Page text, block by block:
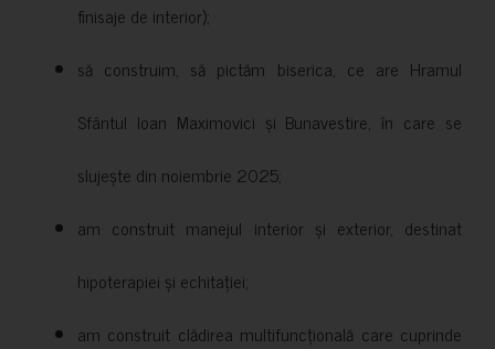
finisaje de interior);
să construim, să pictăm biserica, ce are Hramul
Sfântul Ioan Maximovici și Bunavestire, în care se
slujește din noiembrie 2025;
am construit manejul interior și exterior, destinat
hipoterapiei și echitației;
am construit clădirea multifuncțională care cuprinde